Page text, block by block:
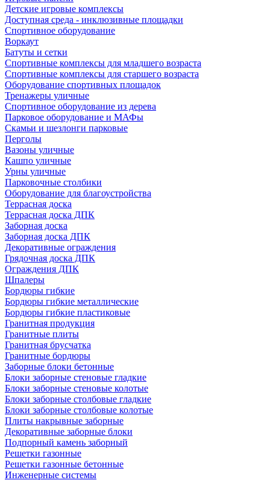
Детские игровые комплексы
Доступная среда - инклюзивные площадки
Спортивное оборудование
Воркаут
Батуты и сетки
Спортивные комплексы для младшего возраста
Спортивные комплексы для старшего возраста
Оборудование спортивных площадок
Тренажеры уличные
Спортивное оборудование из дерева
Парковое оборудование и МАФы
Скамьи и шезлонги парковые
Перголы
Вазоны уличные
Кашпо уличные
Урны уличные
Парковочные столбики
Оборудование для благоустройства
Террасная доска
Террасная доска ДПК
Заборная доска
Заборная доска ДПК
Декоративные ограждения
Грядочная доска ДПК
Ограждения ДПК
Шпалеры
Бордюры гибкие
Бордюры гибкие металлические
Бордюры гибкие пластиковые
Гранитная продукция
Гранитные плиты
Гранитная брусчатка
Гранитные бордюры
Заборные блоки бетонные
Блоки заборные стеновые гладкие
Блоки заборные стеновые колотые
Блоки заборные столбовые гладкие
Блоки заборные столбовые колотые
Плиты накрывные заборные
Декоративные заборные блоки
Подпорный камень заборный
Решетки газонные
Решетки газонные бетонные
Инженерные системы